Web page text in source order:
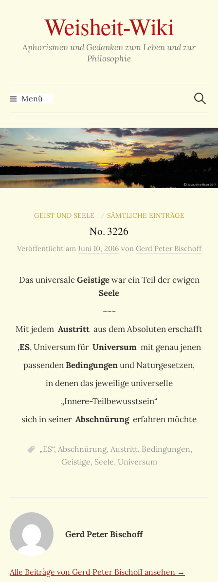
überspringenWeisheit-Wiki
Aphorismen und Gedanken zum Leben und zur
Philosophie
Menü
Suchen
nach:
GEIST UND SEELE / SÄMTLICHE EINTRÄGE
No. 3226
Veröffentlicht am Juni 10, 2016 von Gerd Peter Bischoff
Das universaleGeistigewar ein Teil der ewigen
Seele
~~~
Mit jedem Austritt aus dem Absoluten erschafft
‚ES‚ Universum für Universummit genau jenen
passendenBedingungenund Naturgesetzen,
in denen das jeweilige universelle
„Innere-Teilbewusstsein“
sich in seiner Abschnürungerfahren möchte
„ES“, Abschnürung, Austritt, Bedingungen,
Geistige, Seele, Universum
Gerd Peter Bischoff
Alle Beiträge von Gerd Peter Bischoff ansehen →